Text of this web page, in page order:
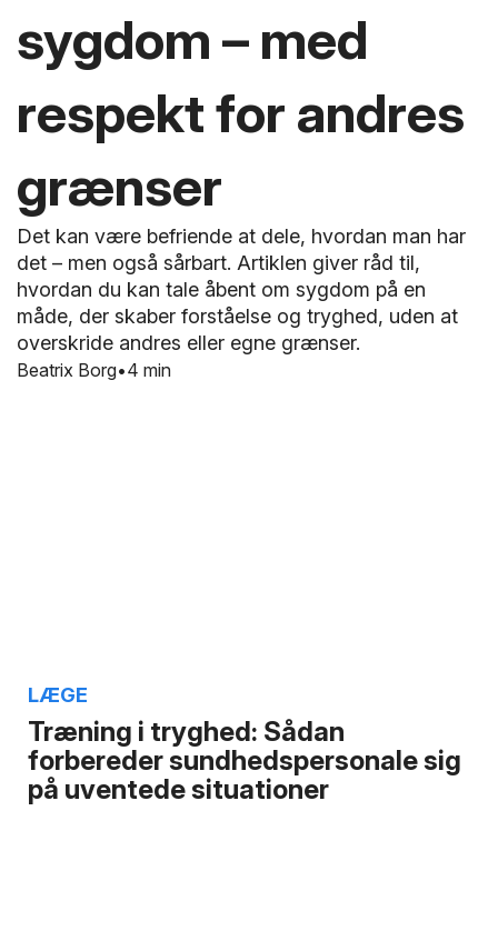
sygdom – med
respekt for andres
grænser
4 min
Det kan være befriende at dele, hvordan man har
det – men også sårbart. Artiklen giver råd til,
hvordan du kan tale åbent om sygdom på en
måde, der skaber forståelse og tryghed, uden at
overskride andres eller egne grænser.
Beatrix Borg
Træning i tryghed: Sådan
forbereder sundhedspersonale sig
på uventede situationer
LÆGE